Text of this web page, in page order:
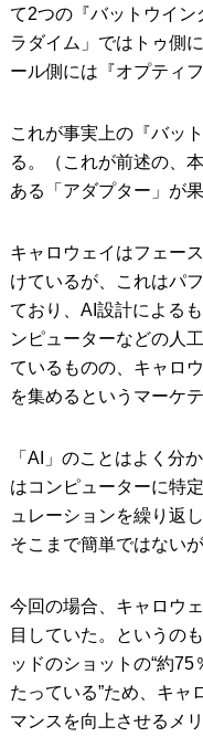
て2つの『バットウイ
ラダイム」ではトゥ側
ール側には『オプティ
これが事実上の『バッ
る。（これが前述の、
ある「アダプター」が
キャロウェイはフェー
けているが、これはパ
ており、AI設計による
ンピューターなどの人
ているものの、キャロ
を集めるというマーケ
「AI」のことはよく分
はコンピューターに特
ュレーションを繰り返
そこまで簡単ではない
今回の場合、キャロウ
目していた。というの
ッドのショットの“約
たっている”ため、キャ
マンスを向上させるメ